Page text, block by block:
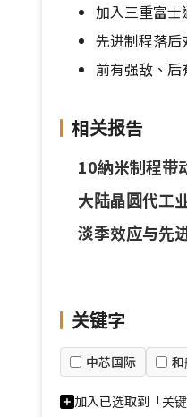
加入三重富
先进制程落
前有强敌、
相关报告
10納米制程
大陆晶圆代工
淡季效应与先
关键字
中芯国际
加入已选取到「关键